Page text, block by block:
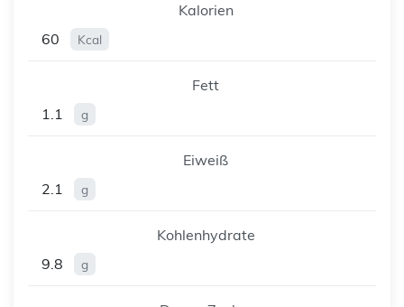
Kalorien
60
Kcal
Fett
1.1
g
Eiweiß
2.1
g
Kohlenhydrate
9.8
g